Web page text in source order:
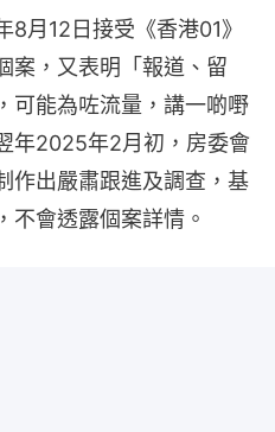
月12日接受《香港01》
案，又表明「報道、留
可能為咗流量，講一啲嘢
年2025年2月初，房委會
作出嚴肅跟進及調查，基
不會透露個案詳情。